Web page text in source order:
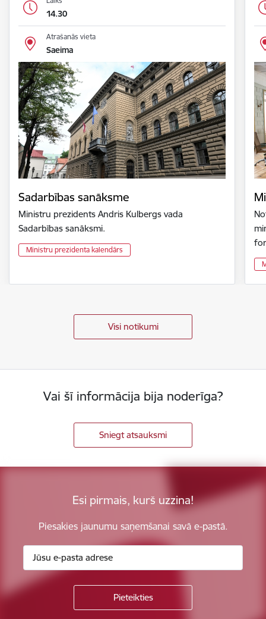
14.30
Atrašanās vieta
Saeima
Sadarbības sanāksme
Ministru prezidents Andris Kulbergs vada
Sadarbības sanāksmi.
Ministru prezidenta kalendārs
Visi notikumi
Vai šī informācija bija noderīga?
Sniegt atsauksmi
Esi pirmais, kurš uzzina!
Piesakies jaunumu saņemšanai savā e-pastā.